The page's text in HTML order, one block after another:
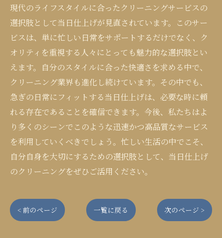
現代のライフスタイルに合ったクリーニングサービスの
選択肢として当日仕上げが見直されています。このサー
ビスは、単に忙しい日常をサポートするだけでなく、ク
オリティを重視する人々にとっても魅力的な選択肢とい
えます。自分のスタイルに合った快適さを求める中で、
クリーニング業界も進化し続けています。その中でも、
急ぎの日常にフィットする当日仕上げは、必要な時に頼
れる存在であることを確信できます。今後、私たちはよ
り多くのシーンでこのような迅速かつ高品質なサービス
を利用していくべきでしょう。忙しい生活の中でこそ、
自分自身を大切にするための選択肢として、当日仕上げ
のクリーニングをぜひご活用ください。
< 前のページ 一覧に戻る 次のページ >